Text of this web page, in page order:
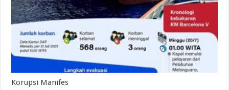
Korupsi Manifes